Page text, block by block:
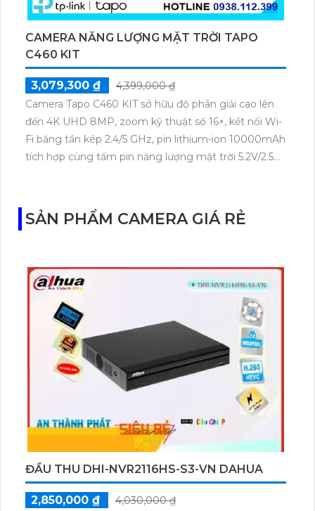
CAMERA NĂNG LƯỢNG MẶT TRỜI TAPO
C460 KIT
3,079,300 ₫
4,399,000 ₫
Camera Tapo C460 KIT sở hữu độ phân giải cao lên
đến 4K UHD 8MP, zoom kỹ thuật số 16×, kết nối Wi-
Fi băng tần kép 2.4/5 GHz, pin lithium-ion 10000mAh
tích hợp cùng tấm pin năng lượng mặt trời 5.2V/2.5W.
SẢN PHẨM CAMERA GIÁ RẺ
ĐẦU THU DHI-NVR2116HS-S3-VN DAHUA
2,850,000 ₫
4,030,000 ₫